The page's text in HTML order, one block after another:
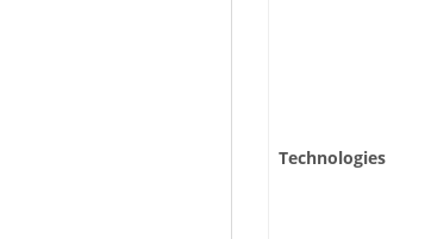
Technologies